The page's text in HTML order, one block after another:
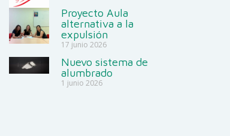
Proyecto Aula
alternativa a la
expulsión
17 junio 2026
Nuevo sistema de
alumbrado
1 junio 2026